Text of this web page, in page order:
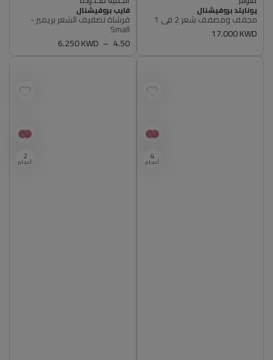
أصلي 100%
اشتري 2, ووفر 5%
متوفر
أصلي 100%
البائع
يونايتد بروفيشنال
مجفف ومصفف شعر 2 في 1
سعر
17.000 KWD
أصلي 100%
الكمية محدودة
أصلي 100%
البائع
فايب بروفيشنال
فرشاة تصفيف الشعر بريمير -
Small
سعر
4.50
6.250 KWD
4
أحجام 2
أحجام